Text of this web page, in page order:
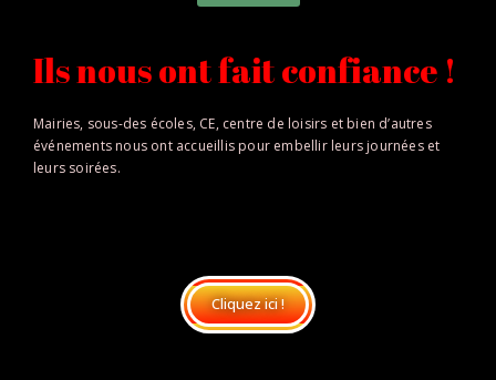
Ils nous ont fait confiance !
Mairies, sous-des écoles, CE, centre de loisirs et bien d’autres
événements nous ont accueillis pour embellir leurs journées et
leurs soirées.
Cliquez ici !